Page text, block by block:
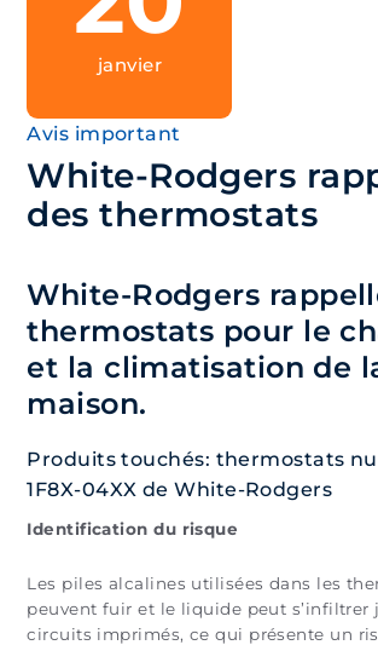
janvier
Avis important
White-Rodgers
des thermostats
White-Rodgers
thermostats pour le
et la climatisation de
maison.
Produits touchés: thermostats
1F8X-04XX de White-Rodgers
Identification du risque
Les piles alcalines utilisées dans les
peuvent fuir et le liquide peut s’infiltrer
circuits imprimés, ce qui présente un